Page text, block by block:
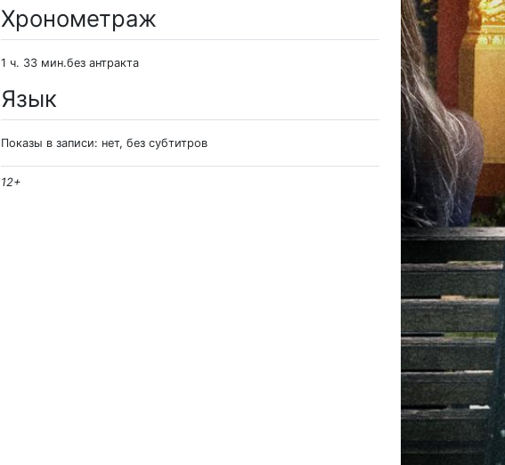
Хронометраж
1 ч. 33 мин.без антракта
Язык
Показы в записи: нет, без субтитров
12+